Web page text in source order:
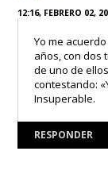
12:16, FEBRERO 02,
Yo me
años, con dos
de uno de
contestando:
Insuperable.
RESPONDER